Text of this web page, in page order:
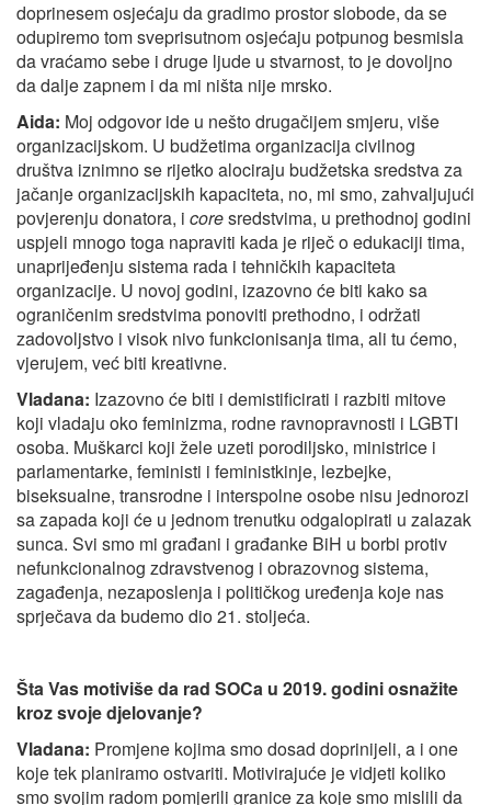
doprinesem osjećaju da gradimo prostor slobode, da se
odupiremo tom sveprisutnom osjećaju potpunog besmisla
da vraćamo sebe i druge ljude u stvarnost, to je dovoljno
da dalje zapnem i da mi ništa nije mrsko.
Aida: Moj odgovor ide u nešto drugačijem smjeru, više
organizacijskom. U budžetima organizacija civilnog
društva iznimno se rijetko alociraju budžetska sredstva za
jačanje organizacijskih kapaciteta, no, mi smo, zahvaljujući
povjerenju donatora, i coresredstvima, u prethodnoj godini
uspjeli mnogo toga napraviti kada je riječ o edukaciji tima,
unaprijeđenju sistema rada i tehničkih kapaciteta
organizacije. U novoj godini, izazovno će biti kako sa
ograničenim sredstvima ponoviti prethodno, i održati
zadovoljstvo i visok nivo funkcionisanja tima, ali tu ćemo,
vjerujem, već biti kreativne.
Vladana: Izazovno će biti i demistificirati i razbiti mitove
koji vladaju oko feminizma, rodne ravnopravnosti i LGBTI
osoba. Muškarci koji žele uzeti porodiljsko, ministrice i
parlamentarke, feministi i feministkinje, lezbejke,
biseksualne, transrodne i interspolne osobe nisu jednorozi
sa zapada koji će u jednom trenutku odgalopirati u zalazak
sunca. Svi smo mi građani i građanke BiH u borbi protiv
nefunkcionalnog zdravstvenog i obrazovnog sistema,
zagađenja, nezaposlenja i političkog uređenja koje nas
sprječava da budemo dio 21. stoljeća.
Šta Vas motiviše da rad SOCa u 2019. godini osnažite
kroz svoje djelovanje?
Vladana: Promjene kojima smo dosad doprinijeli, a i one
koje tek planiramo ostvariti. Motivirajuće je vidjeti koliko
smo svojim radom pomjerili granice za koje smo mislili da